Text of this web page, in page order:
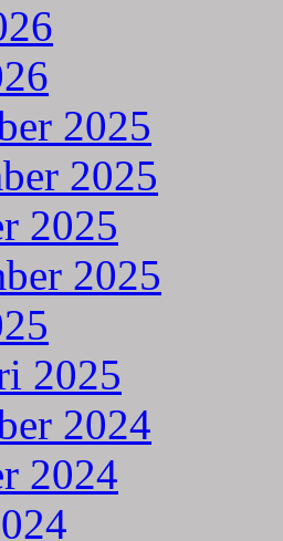
2025
2025
2025
2025
2025
2024
2024